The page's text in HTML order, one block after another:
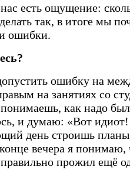
есть ощущение:
так, в итоге мы
ошибки.
ошибку на
на занятиях со
как надо
и думаю: «Вот идиот!
день строишь
вечера я понимаю,
прожил ещё